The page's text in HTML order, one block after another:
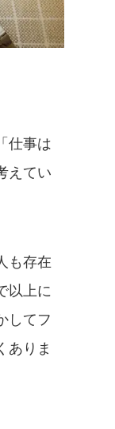
仕事は
えてい
も存在
以上に
してフ
ありま